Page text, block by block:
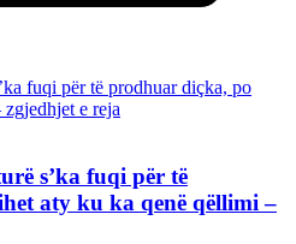
s’ka fuqi për të
aty ku ka qenë qëllimi –